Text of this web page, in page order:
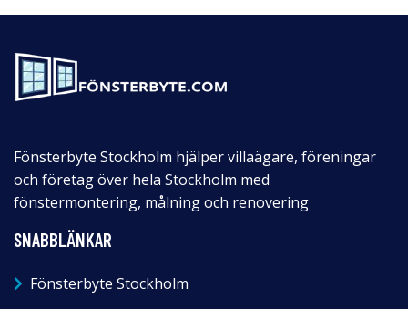
Fönsterbyte Stockholm hjälper villaägare, föreningar
och företag över hela Stockholm med
fönstermontering, målning och renovering
SNABBLÄNKAR
Fönsterbyte Stockholm